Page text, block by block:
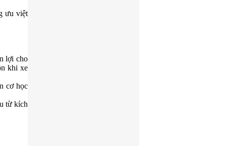
ưu việt
lợi cho
khi xe
cơ học
từ kích